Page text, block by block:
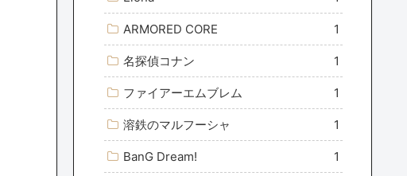
ARMORED CORE 1
名探偵コナン 1
ファイアーエムブレム 1
溶鉄のマルフーシャ 1
BanG Dream! 1